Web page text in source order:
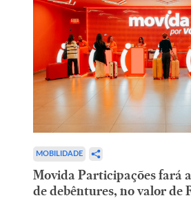
MOBILIDADE
Movida Participações fará
de debêntures, no valor de